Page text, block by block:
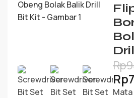
Rp
Rp
Mata